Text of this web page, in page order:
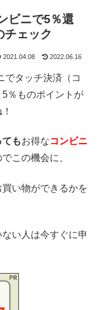
ビニで5％還
チェック
2021.04.08 2022.06.16
でタッチ決済（コ
％ものポイントが
もお得なコンビニ
この機会に、
い物ができるかを
い人は今すぐに申